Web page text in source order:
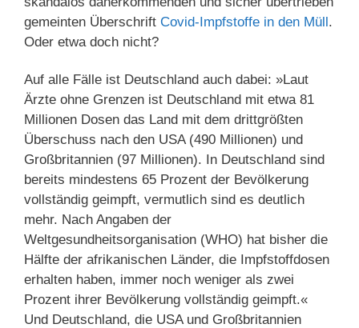
gemeinten Überschrift Covid-Impfstoffe in den Müll.
Oder etwa doch nicht?
Auf alle Fälle ist Deutschland auch dabei: »Laut
Ärzte ohne Grenzen ist Deutschland mit etwa 81
Millionen Dosen das Land mit dem drittgrößten
Überschuss nach den USA (490 Millionen) und
Großbritannien (97 Millionen). In Deutschland sind
bereits mindestens 65 Prozent der Bevölkerung
vollständig geimpft, vermutlich sind es deutlich
mehr. Nach Angaben der
Weltgesundheitsorganisation (WHO) hat bisher die
Hälfte der afrikanischen Länder, die Impfstoffdosen
erhalten haben, immer noch weniger als zwei
Prozent ihrer Bevölkerung vollständig geimpft.«
Und Deutschland, die USA und Großbritannien